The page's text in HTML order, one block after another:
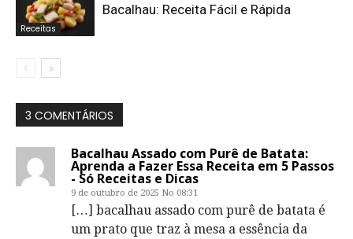
Receitas
Bacalhau: Receita Fácil e Rápida
3 COMENTÁRIOS
Bacalhau Assado com Purê de Batata:
Aprenda a Fazer Essa Receita em 5 Passos
- Só Receitas e Dicas
9 de outubro de 2025 No 08:31
[…] bacalhau assado com purê de batata é
um prato que traz à mesa a essência da